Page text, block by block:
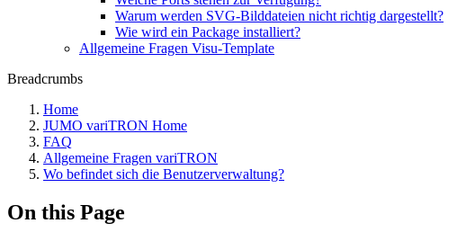
Warum werden SVG-Bilddateien nicht richtig dargestellt?
Wie wird ein Package installiert?
Allgemeine Fragen Visu-Template
Breadcrumbs
Home
JUMO variTRON Home
FAQ
Allgemeine Fragen variTRON
Wo befindet sich die Benutzerverwaltung?
On this Page